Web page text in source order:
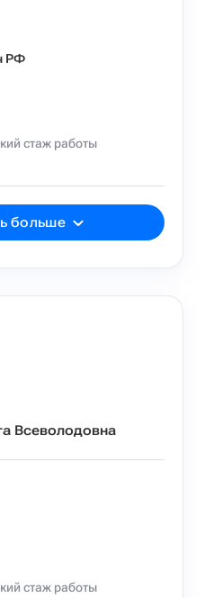
больше
РФ
стаж работы
Всеволодовна
стаж работы